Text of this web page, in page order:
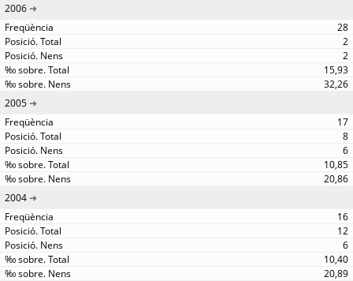
2006
28
2
2
15,93
32,26
2005
17
8
6
10,85
20,86
2004
16
12
6
10,40
20,89